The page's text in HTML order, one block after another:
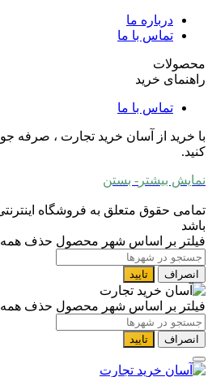
درباره ما
تماس با ما
محصولات
راهنمای خرید
تماس با ما
با خرید از آسان خرید تجارت ، صرفه
کنید.
نمایش بیشتر - بستن
تمامی حقوق متعلق به فروشگاه
باشد
فیلتر بر اساس شهر محصول حذف همه
انصراف تایید
فیلتر بر اساس شهر محصول حذف همه
انصراف تایید